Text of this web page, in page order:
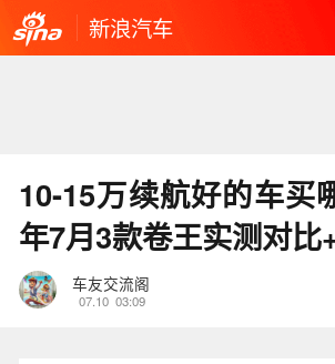
新浪汽车
10-15万续航好的车买
年7月3款卷王实测对比
车友交流阁
07.10 03:09